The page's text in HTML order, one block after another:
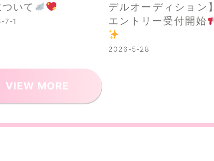
いて
7-1
デルオーディション】
エントリー受付開始
2026-5-28
VIEW MORE